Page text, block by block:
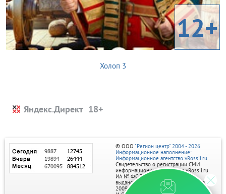
12+
Холоп 3
Яндекс.Директ
© ООО "Регион центр" 2004 - 2026
Информационное наполнение:
Информационное агентство vRossii.ru
Свидетельство о регистрации СМИ
информационного агентства vRossii.ru
ИА № ФС 77‑35502
выдано РОСКОМНАДЗОРом 04 марта
2009г.